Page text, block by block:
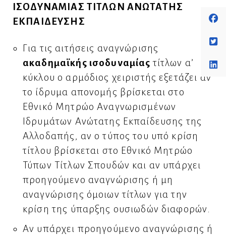
ΙΣΟΔΥΝΑΜΙΑΣ ΤΙΤΛΩΝ ΑΝΩΤΑΤΗΣ
ΕΚΠΑΙΔΕΥΣΗΣ
Για τις αιτήσεις αναγνώρισης
ακαδημαϊκής ισοδυναμίαςτίτλων α’
κύκλου ο αρμόδιος χειριστής εξετάζει αν
το ίδρυμα απονομής βρίσκεται στο
Εθνικό Μητρώο Αναγνωρισμένων
Ιδρυμάτων Ανώτατης Εκπαίδευσης της
Αλλοδαπής, αν ο τύπος του υπό κρίση
τίτλου βρίσκεται στο Εθνικό Μητρώο
Τύπων Τίτλων Σπουδών και αν υπάρχει
προηγούμενο αναγνώρισης ή μη
αναγνώρισης όμοιων τίτλων για την
κρίση της ύπαρξης ουσιωδών διαφορών.
Αν υπάρχει προηγούμενο αναγνώρισης ή